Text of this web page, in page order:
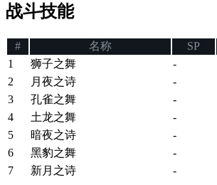
战斗技能
# 名称 SP
1
狮子之舞 -
2
月夜之诗 -
3
孔雀之舞 -
4
土龙之舞 -
5
暗夜之诗 -
6
黑豹之舞 -
7
新月之诗 -